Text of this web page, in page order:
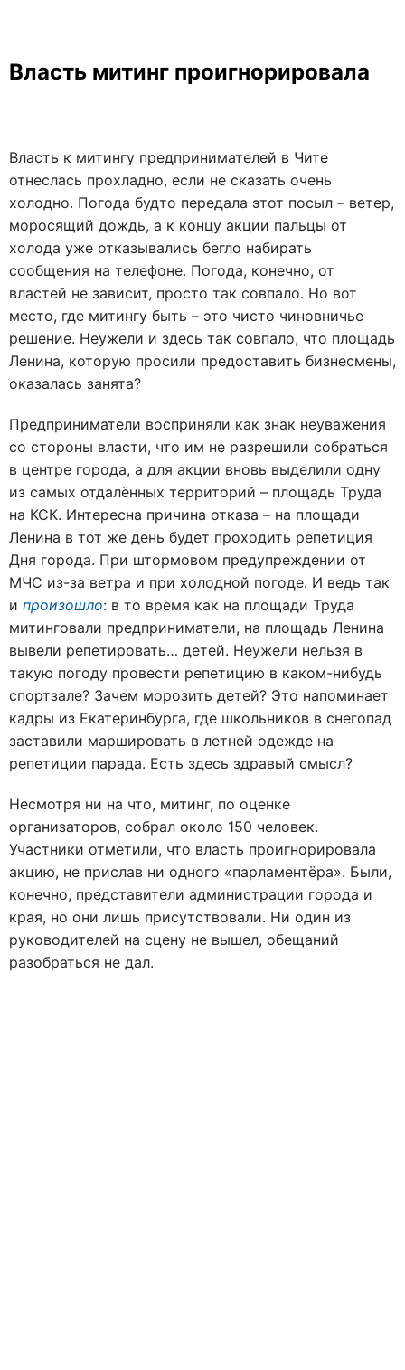
Власть митинг проигнорировала
Власть к митингу предпринимателей в Чите
отнеслась прохладно, если не сказать очень
холодно. Погода будто передала этот посыл – ветер,
моросящий дождь, а к концу акции пальцы от
холода уже отказывались бегло набирать
сообщения на телефоне. Погода, конечно, от
властей не зависит, просто так совпало. Но вот
место, где митингу быть – это чисто чиновничье
решение. Неужели и здесь так совпало, что площадь
Ленина, которую просили предоставить бизнесмены,
оказалась занята?
Предприниматели восприняли как знак неуважения
со стороны власти, что им не разрешили собраться
в центре города, а для акции вновь выделили одну
из самых отдалённых территорий – площадь Труда
на КСК. Интересна причина отказа – на площади
Ленина в тот же день будет проходить репетиция
Дня города. При штормовом предупреждении от
МЧС из-за ветра и при холодной погоде. И ведь так
и произошло: в то время как на площади Труда
митинговали предприниматели, на площадь Ленина
вывели репетировать… детей. Неужели нельзя в
такую погоду провести репетицию в каком-нибудь
спортзале? Зачем морозить детей? Это напоминает
кадры из Екатеринбурга, где школьников в снегопад
заставили маршировать в летней одежде на
репетиции парада. Есть здесь здравый смысл?
Несмотря ни на что, митинг, по оценке
организаторов, собрал около 150 человек.
Участники отметили, что власть проигнорировала
акцию, не прислав ни одного «парламентёра». Были,
конечно, представители администрации города и
края, но они лишь присутствовали. Ни один из
руководителей на сцену не вышел, обещаний
разобраться не дал.